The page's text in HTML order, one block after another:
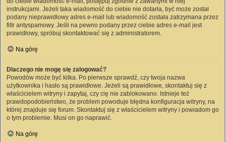
instrukcjami. Jeżeli taka wiadomość do ciebie nie dotarła, być może został
podany nieprawidłowy adres e-mail lub wiadomość została zatrzymana przez
filtr antyspamowy. Jeśli na pewno podany przez ciebie adres e-mail jest
prawidłowy, spróbuj skontaktować się z administratorem.
Na górę
Dlaczego nie mogę się zalogować?
Powodów może być kilka. Po pierwsze sprawdź, czy twoja nazwa
użytkownika i hasło są prawidłowe. Jeżeli są prawidłowe, skontaktuj się z
właścicielem witryny i zapytaj, czy cię nie zablokowano. Istnieje też
prawdopodobieństwo, że problem powoduje błędna konfiguracja witryny, na
której znajduje się forum. Skontaktuj się z właścicielem witryny i powiadom go
o tym problemie. Musi on go naprawić.
Na górę